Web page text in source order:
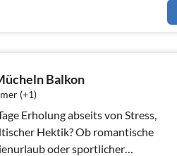
Balkon
(+1)
Erholung abseits von Stress,
Hektik? Ob romantische
oder sportlicher